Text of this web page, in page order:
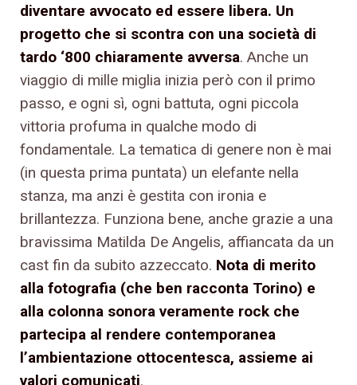
diventare avvocato ed essere libera. Un
progetto che si scontra con una società di
tardo ‘800 chiaramente avversa. Anche un
viaggio di mille miglia inizia però con il primo
passo, e ogni sì, ogni battuta, ogni piccola
vittoria profuma in qualche modo di
fondamentale. La tematica di genere non è mai
(in questa prima puntata) un elefante nella
stanza, ma anzi è gestita con ironia e
brillantezza. Funziona bene, anche grazie a una
bravissima Matilda De Angelis, affiancata da un
cast fin da subito azzeccato. Nota di merito
alla fotografia (che ben racconta Torino) e
alla colonna sonora veramente rock che
partecipa al rendere contemporanea
l’ambientazione ottocentesca, assieme ai
valori comunicati.